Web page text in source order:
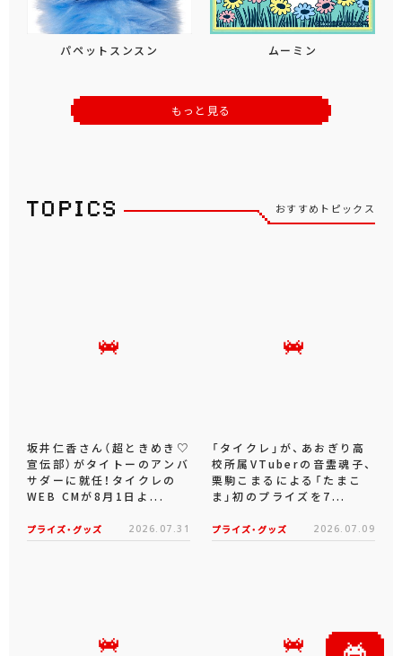
パペットスンスン ムーミン
もっと見る
おすすめトピックス
坂井仁香さん（超ときめき♡
宣伝部）がタイトーのアンバ
サダーに就任！タイクレの
WEB CMが8月1日よ...
プライズ・グッズ 2026.07.31
「タイクレ」が、あおぎり高
校所属VTuberの音霊魂子、
栗駒こまるによる「たまこ
ま」初のプライズを7...
プライズ・グッズ 2026.07.09